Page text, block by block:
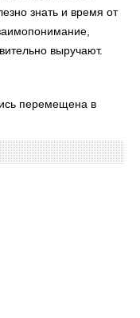
знать и время от
выручают.
перемещена в